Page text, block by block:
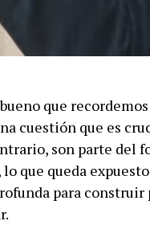
que
cuestión que es
son parte del
que queda
para construir